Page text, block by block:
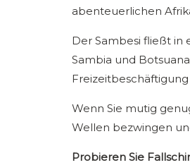
abenteuerlichen
Der Sambesi fließt in
Sambia und
Freizeitbeschäftigung
Wenn Sie mutig
Wellen bezwingen
Probieren Sie